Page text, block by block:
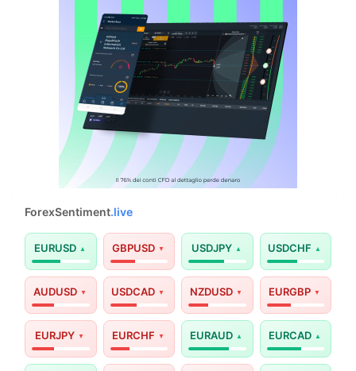
ForexSentiment.live
EURUSD GBPUSD USDJPY USDCHF
AUDUSD USDCAD NZDUSD EURGBP
EURJPY EURCHF EURAUD EURCAD